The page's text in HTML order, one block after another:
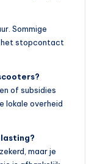
Sommige
het stopcontact
of subsidies
lokale overheid
maar je